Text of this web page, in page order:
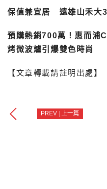
保值兼宜居 遠雄山禾大
預購熱銷700萬！惠而浦
烤微波爐引爆雙色時尚
【文章轉載請註明出處】
PREV | 上一篇